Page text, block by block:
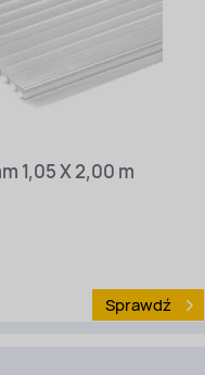
1,05 X 2,00 m
Sprawdź